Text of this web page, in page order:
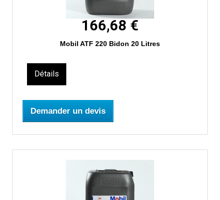
166,68 €
Mobil ATF 220 Bidon 20 Litres
Détails
Demander un devis